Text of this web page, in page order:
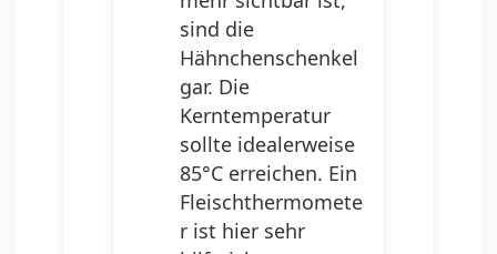
sind die
Hähnchenschenkel
gar. Die
Kerntemperatur
sollte idealerweise
85°C erreichen. Ein
Fleischthermomete
r ist hier sehr